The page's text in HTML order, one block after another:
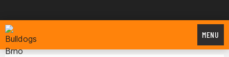
Bulldogs Brno
MENU